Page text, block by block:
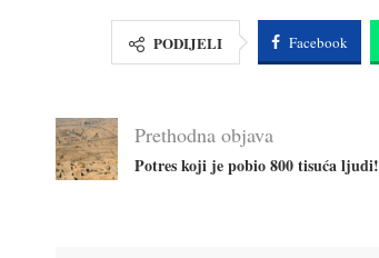
PODIJELI Facebook
Prethodna objava
Potres koji je pobio 800 tisuća ljudi!